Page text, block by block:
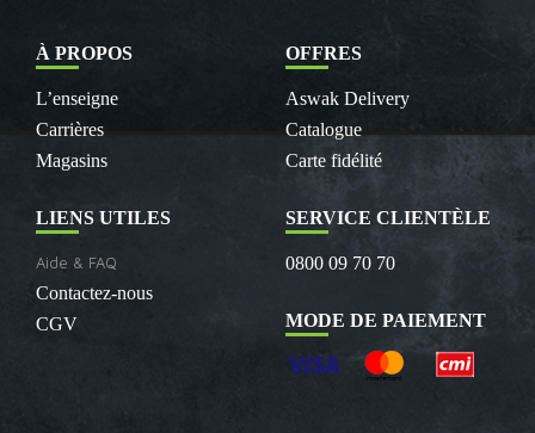
À PROPOS
L’enseigne
Carrières
Magasins
OFFRES
Aswak Delivery
Catalogue
Carte fidélité
LIENS UTILES
Aide & FAQ
Contactez-nous
CGV
SERVICE CLIENTÈLE
0800 09 70 70
MODE DE PAIEMENT